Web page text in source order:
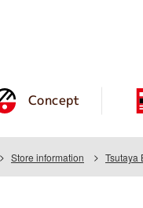
Concept
Store information Tsutaya